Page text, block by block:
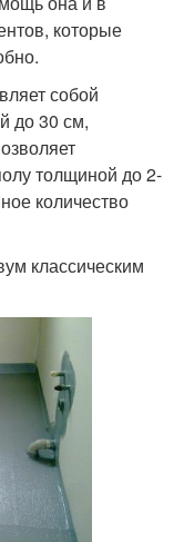
которые
собой
до 30 см,
толщиной до 2-
количество
классическим